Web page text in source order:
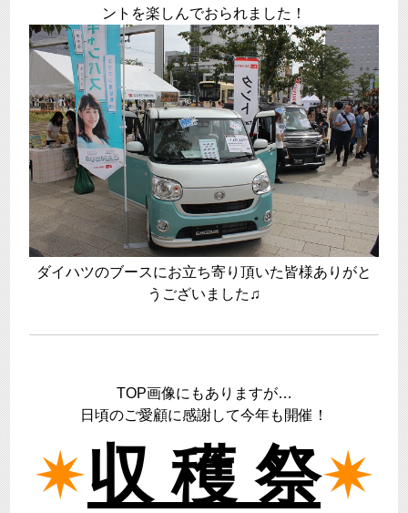
ントを楽しんでおられました！
ダイハツのブースにお立ち寄り頂いた皆様ありがと
うございました♫
TOP画像にもありますが…
日頃のご愛顧に感謝して今年も開催！
✷収 穫 祭✷